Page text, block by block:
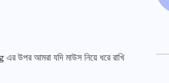
আমরা যদি মাউস নিয়ে ধরে রাখি